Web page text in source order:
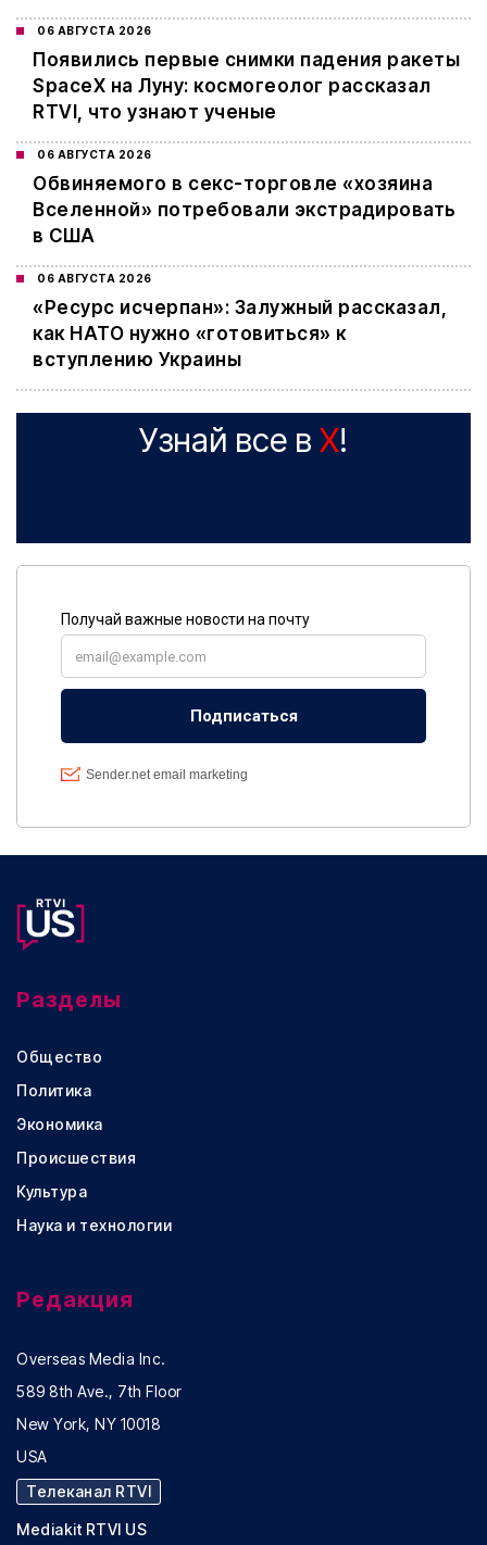
06 АВГУСТА 2026
Появились первые снимки падения ракеты
SpaceX на Луну: космогеолог рассказал
RTVI, что узнают ученые
06 АВГУСТА 2026
Обвиняемого в секс-торговле «хозяина
Вселенной» потребовали экстрадировать
в США
06 АВГУСТА 2026
«Ресурс исчерпан»: Залужный рассказал,
как НАТО нужно «готовиться» к
вступлению Украины
Узнай все в X!
Разделы
Общество
Политика
Экономика
Происшествия
Культура
Наука и технологии
Редакция
Overseas Media Inc.
589 8th Ave., 7th Floor
New York, NY 10018
USA
Телеканал RTVI
Mediakit RTVI US